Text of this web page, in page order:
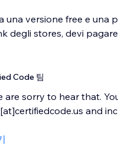
una versione free e una
degli stores, devi
Code 팀
are sorry to hear that.
and